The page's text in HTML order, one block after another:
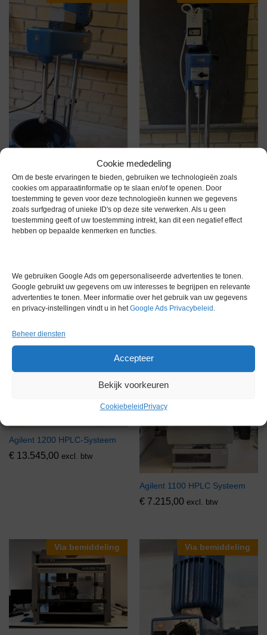
Cookie mededeling
Om de beste ervaringen te bieden, gebruiken we technologieën zoals
cookies om apparaatinformatie op te slaan en/of te openen. Door
toestemming te geven voor deze technologieën kunnen we gegevens
zoals surfgedrag of unieke ID's op deze site verwerken. Als u geen
toestemming geeft of uw toestemming intrekt, kan dit een negatief effect
hebben op bepaalde kenmerken en functies.
We gebruiken Google Ads om gepersonaliseerde advertenties te tonen.
Google gebruikt uw gegevens om uw interesses te begrijpen en relevante
advertenties te tonen. Meer informatie over het gebruik van uw gegevens
en privacy-instellingen vindt u in hetGoogle Ads Privacybeleid .
Beheer diensten
Accepteer
Bekijk voorkeuren
Cookiebeleid Privacy
IKA T45 DX Ultra Turrax
Homogenisator
€2.278,00 excl. btw
€2.658,00 excl. btw
Agilent 1200 HPLC-Systeem
€ 13.545,00 excl. btw
Agilent 1100 HPLC Systeem
€ 7.215,00 excl. btw
Via bemiddeling Via bemiddeling